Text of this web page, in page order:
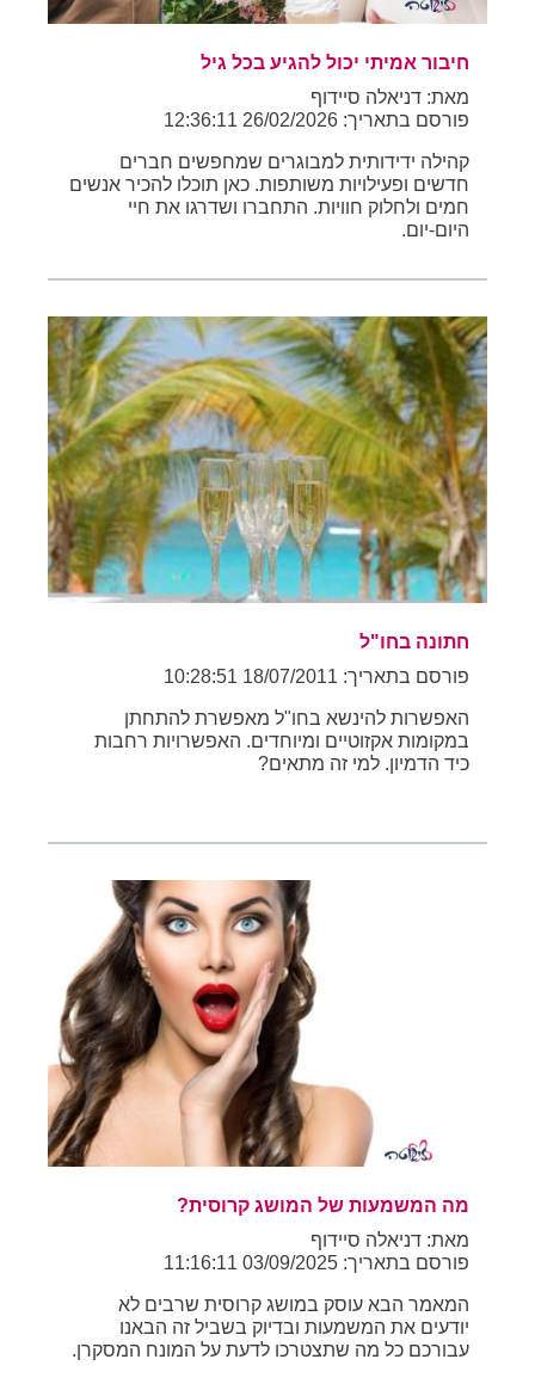
חיבור אמיתי יכול להגיע בכל גיל
מאת: דניאלה סיידוף
פורסם בתאריך: 26/02/2026 12:36:11
קהילה ידידותית למבוגרים שמחפשים חברים
חדשים ופעילויות משותפות. כאן תוכלו להכיר אנשים
חמים ולחלוק חוויות. התחברו ושדרגו את חיי
היום-יום.
חתונה בחו"ל
פורסם בתאריך: 18/07/2011 10:28:51
האפשרות להינשא בחו"ל מאפשרת להתחתן
במקומות אקזוטיים ומיוחדים. האפשרויות רחבות
כיד הדמיון. למי זה מתאים?
מה המשמעות של המושג קרוסית?
מאת: דניאלה סיידוף
פורסם בתאריך: 03/09/2025 11:16:11
המאמר הבא עוסק במושג קרוסית שרבים לא
יודעים את המשמעות ובדיוק בשביל זה הבאנו
עבורכם כל מה שתצטרכו לדעת על המונח המסקרן.